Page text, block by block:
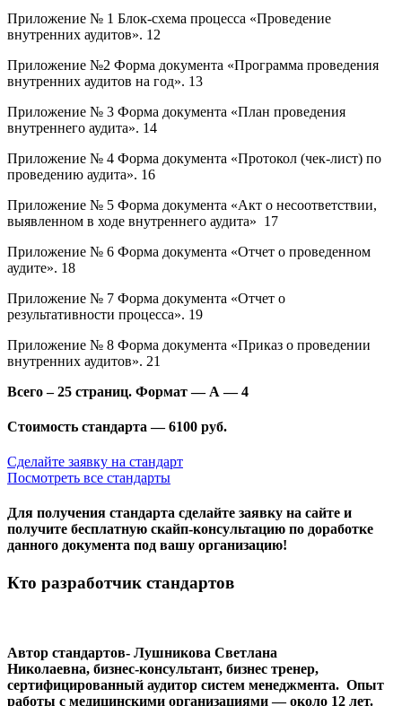
Приложение № 1 Блок-схема процесса «Проведение
внутренних аудитов». 12
Приложение №2 Форма документа «Программа проведения
внутренних аудитов на год». 13
Приложение № 3 Форма документа «План проведения
внутреннего аудита». 14
Приложение № 4 Форма документа «Протокол (чек-лист) по
проведению аудита». 16
Приложение № 5 Форма документа «Акт о несоответствии,
выявленном в ходе внутреннего аудита» 17
Приложение № 6 Форма документа «Отчет о проведенном
аудите». 18
Приложение № 7 Форма документа «Отчет о
результативности процесса». 19
Приложение № 8 Форма документа «Приказ о проведении
внутренних аудитов». 21
Всего – 25 страниц. Формат — А — 4
Стоимость стандарта — 6100 руб.
Сделайте заявку на стандарт
Посмотреть все стандарты
Для получения стандарта сделайте заявку на сайте и
получите бесплатную скайп-консультацию по доработке
данного документа под вашу организацию!
Кто разработчик стандартов
Автор стандартов- Лушникова Светлана
Николаевна, бизнес-консультант, бизнес тренер,
сертифицированный аудитор систем менеджмента. Опыт
работы с медицинскими организациями — около 12 лет.